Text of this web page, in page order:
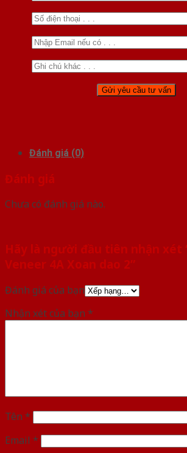
Đánh giá (0)
Đánh giá
Chưa có đánh giá nào.
Hãy là người đầu tiên nhận xét
Veneer 4A Xoan dao 2”
Đánh giá của bạn
Nhận xét của bạn *
Tên *
Email *